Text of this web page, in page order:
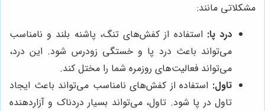
مشکلاتی مانند:
درد پا: استفاده از کفش‌های تنگ، پاشنه بلند و نامناسب
می‌تواند باعث درد پا و خستگی زودرس شود. این درد،
می‌تواند فعالیت‌های روزمره شما را مختل کند.
تاول: استفاده از کفش‌های نامناسب می‌تواند باعث ایجاد
تاول در پا شود. تاول، می‌تواند بسیار دردناک و آزاردهنده